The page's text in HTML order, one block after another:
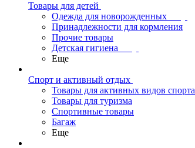
Товары для детей
Одежда для новорожденных
Принадлежности для кормления
Прочие товары
Детская гигиена
Еще
Спорт и активный отдых
Товары для активных видов спорта
Товары для туризма
Спортивные товары
Багаж
Еще